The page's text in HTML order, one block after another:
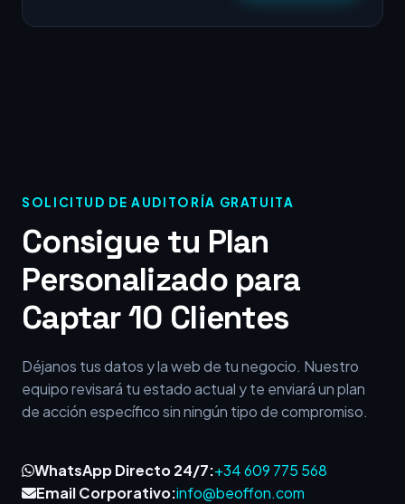
SOLICITUD DE AUDITORÍA GRATUITA
Consigue tu Plan
Personalizado para
Captar 10 Clientes
Déjanos tus datos y la web de tu negocio. Nuestro
equipo revisará tu estado actual y te enviará un plan
de acción específico sin ningún tipo de compromiso.
WhatsApp Directo 24/7:+34 609 775 568
Email Corporativo:info@beoffon.com